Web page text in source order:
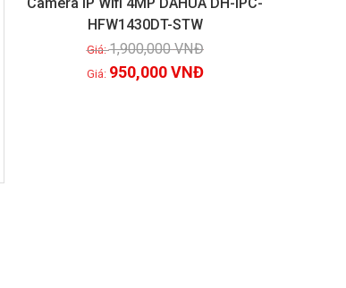
Xem chi tiết
HFW1430DT-STW
1,900,000VNĐ
950,000VNĐ